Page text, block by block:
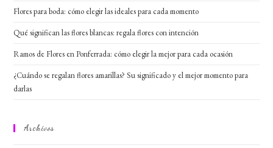
Flores para boda: cómo elegir las ideales para cada momento
Qué significan las flores blancas: regala flores con intención
Ramos de Flores en Ponferrada: cómo elegir la mejor para cada ocasión
¿Cuándo se regalan flores amarillas? Su significado y el mejor momento para
darlas
Archivos